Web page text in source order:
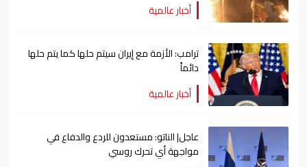
أخبار عالمية
ترامب: الأزمة مع إيران سيتم حلها كما يتم حلها
دائماً
أخبار عالمية
عاجل| الناتو: مستعدون للردع والدفاع في
مواجهة أي تحرك روسي